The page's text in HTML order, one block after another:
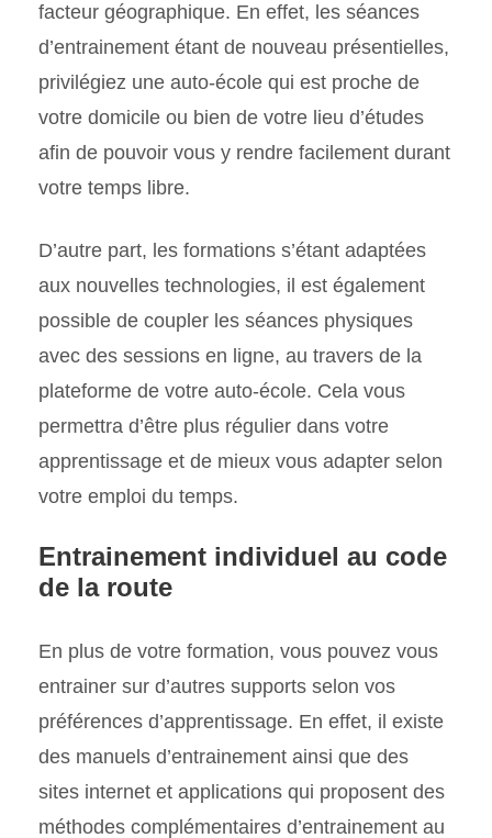
facteur géographique. En effet, les séances
d’entrainement étant de nouveau présentielles,
privilégiez une auto-école qui est proche de
votre domicile ou bien de votre lieu d’études
afin de pouvoir vous y rendre facilement durant
votre temps libre.
D’autre part, les formations s’étant adaptées
aux nouvelles technologies, il est également
possible de coupler les séances physiques
avec des sessions en ligne, au travers de la
plateforme de votre auto-école. Cela vous
permettra d’être plus régulier dans votre
apprentissage et de mieux vous adapter selon
votre emploi du temps.
Entrainement individuel au code
de la route
En plus de votre formation, vous pouvez vous
entrainer sur d’autres supports selon vos
préférences d’apprentissage. En effet, il existe
des manuels d’entrainement ainsi que des
sites internet et applications qui proposent des
méthodes complémentaires d’entrainement au